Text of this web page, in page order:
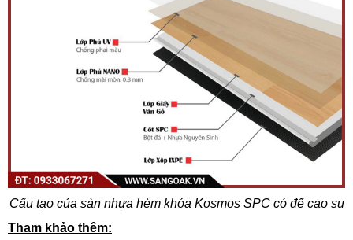
Cấu tạo của sàn nhựa hèm khóa Kosmos SPC có đế cao su
Tham khảo thêm: